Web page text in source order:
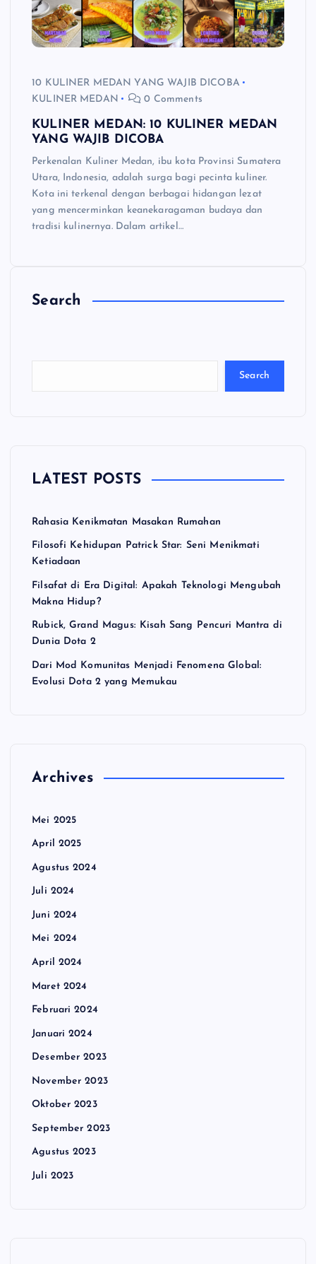
10 KULINER MEDAN YANG WAJIB DICOBA
KULINER MEDAN
0 Comments
KULINER MEDAN: 10 KULINER MEDAN
YANG WAJIB DICOBA
Perkenalan Kuliner Medan, ibu kota Provinsi Sumatera
Utara, Indonesia, adalah surga bagi pecinta kuliner.
Kota ini terkenal dengan berbagai hidangan lezat
yang mencerminkan keanekaragaman budaya dan
tradisi kulinernya. Dalam artikel…
Search
C
Search
LATEST POSTS
Rahasia Kenikmatan Masakan Rumahan
Filosofi Kehidupan Patrick Star: Seni Menikmati
Ketiadaan
Filsafat di Era Digital: Apakah Teknologi Mengubah
Makna Hidup?
Rubick, Grand Magus: Kisah Sang Pencuri Mantra di
Dunia Dota 2
Dari Mod Komunitas Menjadi Fenomena Global:
Evolusi Dota 2 yang Memukau
Archives
Mei 2025
April 2025
Agustus 2024
Juli 2024
Juni 2024
Mei 2024
April 2024
Maret 2024
Februari 2024
Januari 2024
Desember 2023
November 2023
Oktober 2023
September 2023
Agustus 2023
Juli 2023